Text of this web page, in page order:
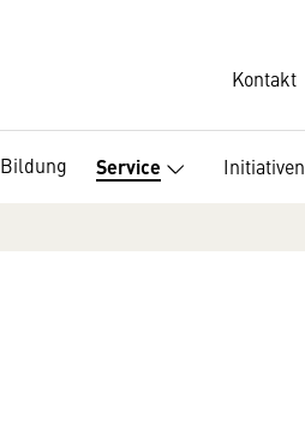
Kontakt
Bildung Service Initiativen